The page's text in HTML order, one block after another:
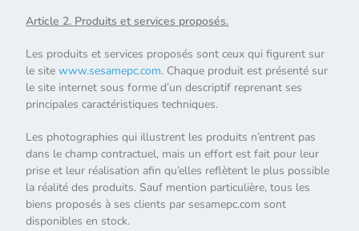
Article 2. Produits et services proposés.
Les produits et services proposés sont ceux qui figurent sur
le sitewww.sesamepc.com. Chaque produit est présenté sur
le site internet sous forme d’un descriptif reprenant ses
principales caractéristiques techniques.
Les photographies qui illustrent les produits n’entrent pas
dans le champ contractuel, mais un effort est fait pour leur
prise et leur réalisation afin qu’elles reflètent le plus possible
la réalité des produits. Sauf mention particulière, tous les
biens proposés à ses clients par sesamepc.com sont
disponibles en stock.